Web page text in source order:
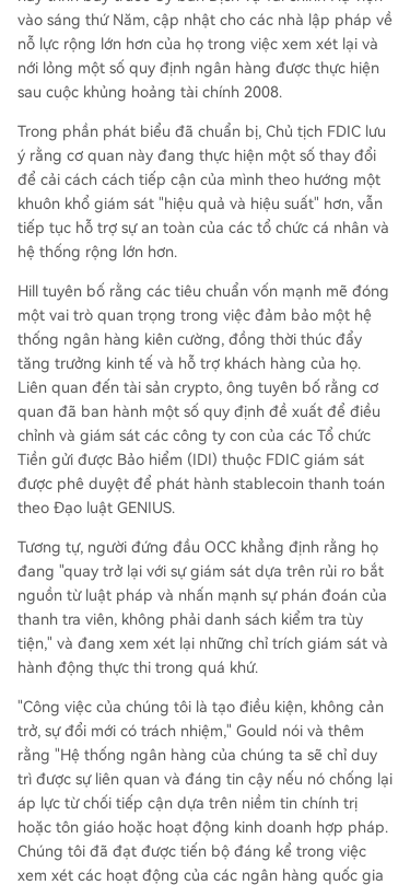
vào sáng thứ Năm, cập nhật cho các nhà lập pháp về
nỗ lực rộng lớn hơn của họ trong việc xem xét lại và
nới lỏng một số quy định ngân hàng được thực hiện
sau cuộc khủng hoảng tài chính 2008.
Trong phần phát biểu đã chuẩn bị, Chủ tịch FDIC lưu
ý rằng cơ quan này đang thực hiện một số thay đổi
để cải cách cách tiếp cận của mình theo hướng một
khuôn khổ giám sát "hiệu quả và hiệu suất" hơn, vẫn
tiếp tục hỗ trợ sự an toàn của các tổ chức cá nhân và
hệ thống rộng lớn hơn.
Hill tuyên bố rằng các tiêu chuẩn vốn mạnh mẽ đóng
một vai trò quan trọng trong việc đảm bảo một hệ
thống ngân hàng kiên cường, đồng thời thúc đẩy
tăng trưởng kinh tế và hỗ trợ khách hàng của họ.
Liên quan đến tài sản crypto, ông tuyên bố rằng cơ
quan đã ban hành một số quy định đề xuất để điều
chỉnh và giám sát các công ty con của các Tổ chức
Tiền gửi được Bảo hiểm (IDI) thuộc FDIC giám sát
được phê duyệt để phát hành stablecoin thanh toán
theo Đạo luật GENIUS.
Tương tự, người đứng đầu OCC khẳng định rằng họ
đang "quay trở lại với sự giám sát dựa trên rủi ro bắt
nguồn từ luật pháp và nhấn mạnh sự phán đoán của
thanh tra viên, không phải danh sách kiểm tra tùy
tiện," và đang xem xét lại những chỉ trích giám sát và
hành động thực thi trong quá khứ.
"Công việc của chúng tôi là tạo điều kiện, không cản
trở, sự đổi mới có trách nhiệm," Gould nói và thêm
rằng "Hệ thống ngân hàng của chúng ta sẽ chỉ duy
trì được sự liên quan và đáng tin cậy nếu nó chống lại
áp lực từ chối tiếp cận dựa trên niềm tin chính trị
hoặc tôn giáo hoặc hoạt động kinh doanh hợp pháp.
Chúng tôi đã đạt được tiến bộ đáng kể trong việc
xem xét các hoạt động của các ngân hàng quốc gia